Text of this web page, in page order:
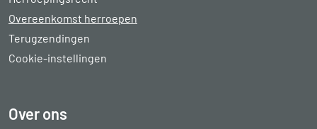
Overeenkomst herroepen
Terugzendingen
Cookie-instellingen
Over ons